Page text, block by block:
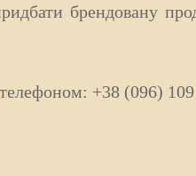
брендовану
+38 (096)